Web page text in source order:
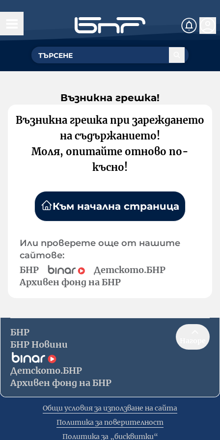
Възникна грешка!
Възникна грешка при зареждането
на съдържанието!
Моля, опитайте отново по-
късно!
Към начална страница
Или проверете още от нашите
сайтове:
БНР
Детското.БНР
Архивен фонд на БНР
БНР
БНР Новини
Детското.БНР
Архивен фонд на БНР
Общи условия за използване на сайта
Политика за поверителност
Политика за „бисквитки“